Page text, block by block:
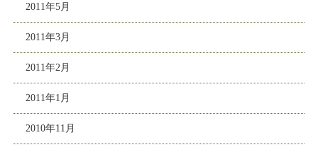
2011年5月
2011年3月
2011年2月
2011年1月
2010年11月